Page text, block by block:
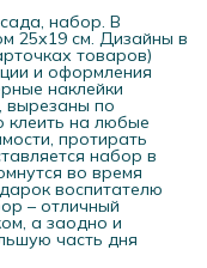
набор. В
25х19 см. Дизайны в
товаров)
и оформления
наклейки
вырезаны по
клеить на любые
протирать
набор в
во время
воспитателю
– отличный
а заодно и
часть дня